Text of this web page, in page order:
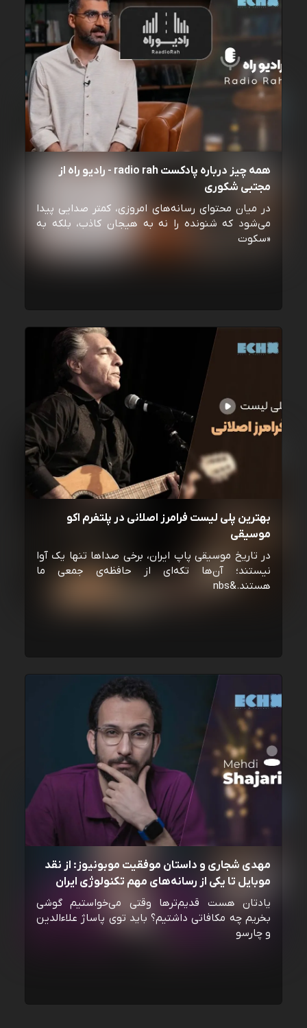
همه چیز درباره پادکست radio rah - رادیو راه از
مجتبی شکوری
در میان محتوای رسانه‌های امروزی، کمتر صدایی پیدا
می‌شود که شنونده را نه به هیجان کاذب، بلکه به
«سکوت
بهترین پلی لیست فرامرز اصلانی در پلتفرم اکو
موسیقی
در تاریخ موسیقی پاپ ایران، برخی صداها تنها یک آوا
نیستند؛ آن‌ها تکه‌ای از حافظه‌ی جمعی ما
هستند.&nbs
مهدی شجاری و داستان موفقیت موبونیوز: از نقد
موبایل تا یکی از رسانه‌‌های مهم تکنولوژی ایران
یادتان هست قدیم‌ترها وقتی می‌خواستیم گوشی
بخریم چه مکافاتی داشتیم؟ باید توی پاساژ علاءالدین
و چارسو